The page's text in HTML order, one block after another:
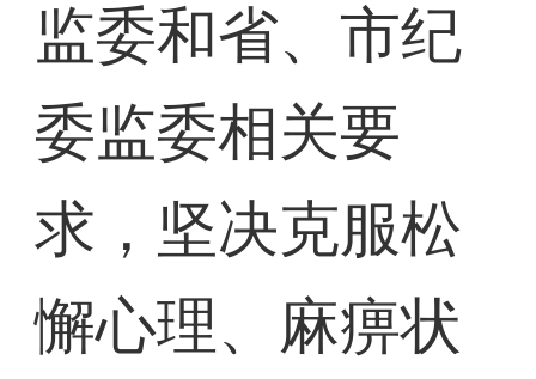
监委和省、市纪
委监委相关要
求，坚决克服松
懈心理、麻痹状